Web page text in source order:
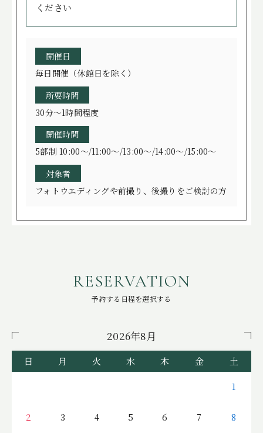
ください
開催日
毎日開催（休館日を除く）
所要時間
30分～1時間程度
開催時間
5部制 10:00～/11:00～/13:00～/14:00～/15:00～
対象者
フォトウエディングや前撮り、後撮りをご検討の方
RESERVATION
予約する日程を選択する
2026年8月
日 月 火 水 木 金 土
1
2 3 4 5 6 7 8